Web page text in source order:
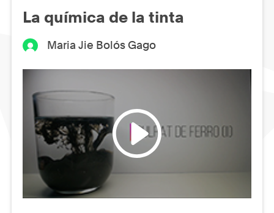
La química de la tinta
Maria Jie Bolós Gago